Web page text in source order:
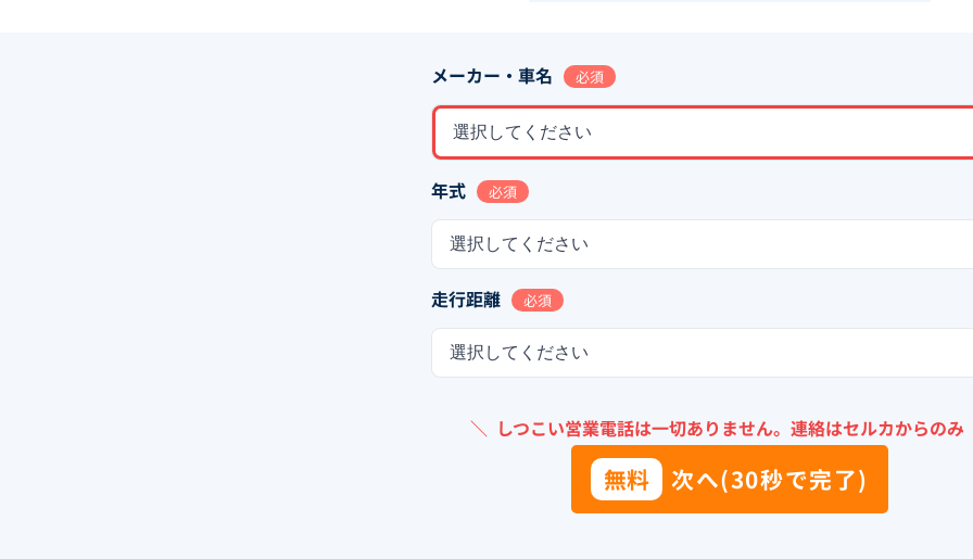
メーカー・車名 必須
選択してください
年式 必須
選択してください
走行距離 必須
選択してください
＼ しつこい営業電話は一切ありません。 連絡はセルカからのみ
無料 次へ(30秒で完了)